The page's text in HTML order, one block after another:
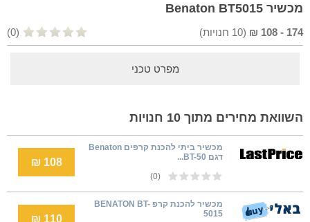
מכשיר Benaton BT5015
174
-
108
₪
(
10 חנויות) (0)
מפרט טכני
השוואת מחירים מתוך 10 חנויות
מכשיר ביתי להכנת קרפים Benaton
דגם BT-50...
(0)
108 ₪
מכשיר להכנת קרפ BENATON BT-
5015
110 ₪